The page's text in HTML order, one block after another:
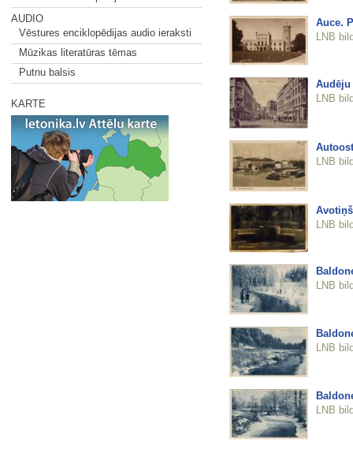
AUDIO
Vēstures enciklopēdijas audio ieraksti
Mūzikas literatūras tēmas
Putnu balsis
KARTE
Auce.
LNB
Audēju
LNB
LNB
LNB
LNB
LNB
LNB